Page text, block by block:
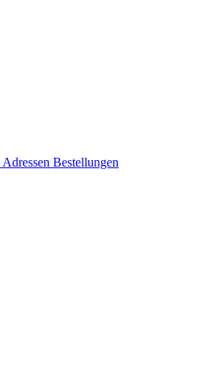
Adressen Bestellungen